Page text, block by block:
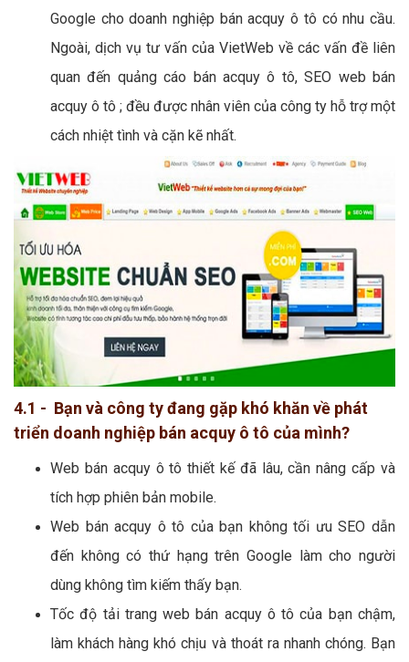
Google cho doanh nghiệp bán acquy ô tô có nhu cầu.
Ngoài, dịch vụ tư vấn của VietWeb về các vấn đề liên
quan đến quảng cáo bán acquy ô tô, SEO web bán
acquy ô tô ; đều được nhân viên của công ty hỗ trợ một
cách nhiệt tình và cặn kẽ nhất.
4.1 - Bạn và công ty đang gặp khó khăn về phát
triển doanh nghiệp bán acquy ô tô của mình?
Web bán acquy ô tô thiết kế đã lâu, cần nâng cấp và
tích hợp phiên bản mobile.
Web bán acquy ô tô của bạn không tối ưu SEO dẫn
đến không có thứ hạng trên Google làm cho người
dùng không tìm kiếm thấy bạn.
Tốc độ tải trang web bán acquy ô tô của bạn chậm,
làm khách hàng khó chịu và thoát ra nhanh chóng. Bạn